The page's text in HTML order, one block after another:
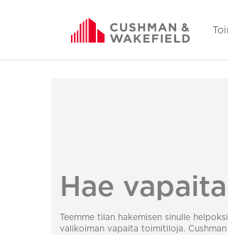
Hae
Teemme tilan hakemisen sinulle
valikoiman vapaita toimitiloja.